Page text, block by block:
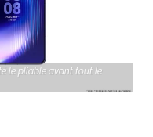
le pliable avant tout le